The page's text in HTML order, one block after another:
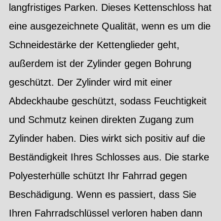
langfristiges Parken. Dieses Kettenschloss hat
eine ausgezeichnete Qualität, wenn es um die
Schneidestärke der Kettenglieder geht,
außerdem ist der Zylinder gegen Bohrung
geschützt. Der Zylinder wird mit einer
Abdeckhaube geschützt, sodass Feuchtigkeit
und Schmutz keinen direkten Zugang zum
Zylinder haben. Dies wirkt sich positiv auf die
Beständigkeit Ihres Schlosses aus. Die starke
Polyesterhülle schützt Ihr Fahrrad gegen
Beschädigung. Wenn es passiert, dass Sie
Ihren Fahrradschlüssel verloren haben dann